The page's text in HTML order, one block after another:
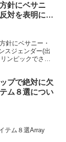
針にベサニ
対を表明につ
針にベサニー・
スジェンダー(出
ンピックでさ
プで絶対に欠
ム８選につい
テム８選Array